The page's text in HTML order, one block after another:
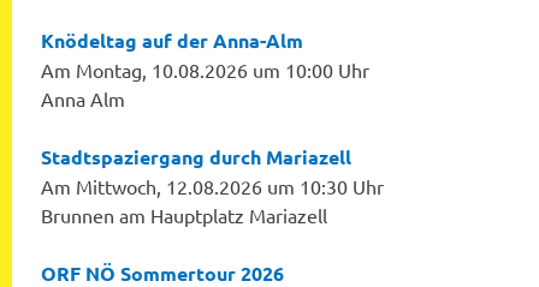
Knödeltag auf der Anna-Alm
Am Montag, 10.08.2026 um 10:00 Uhr
Anna Alm
Stadtspaziergang durch Mariazell
Am Mittwoch, 12.08.2026 um 10:30 Uhr
Brunnen am Hauptplatz Mariazell
ORF NÖ Sommertour 2026